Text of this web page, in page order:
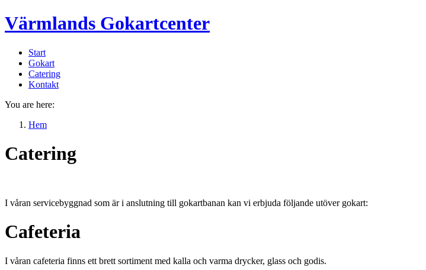
Värmlands Gokartcenter
Start
Gokart
Catering
Kontakt
You are here:
Hem
Catering
I våran servicebyggnad som är i anslutning till gokartbanan kan vi erbjuda följande utöver gokart:
Cafeteria
I våran cafeteria finns ett brett sortiment med kalla och varma drycker, glass och godis.